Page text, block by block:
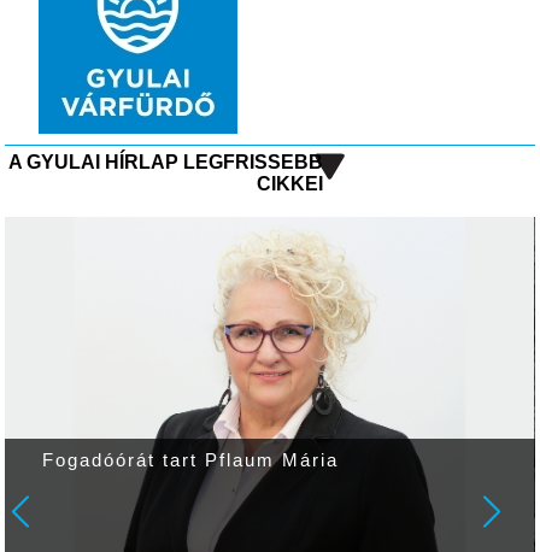
A GYULAI HÍRLAP LEGFRISSEBB
CIKKEI
Fogadóórát tart Pflaum Mária